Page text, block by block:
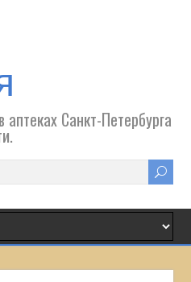
Санкт-Петербурга